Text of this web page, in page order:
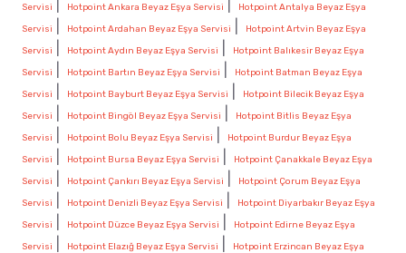
Servisi
Hotpoint Ankara Beyaz Eşya Servisi
Hotpoint Antalya Beyaz Eşya
Servisi
Hotpoint Ardahan Beyaz Eşya Servisi
Hotpoint Artvin Beyaz Eşya
Servisi
Hotpoint Aydın Beyaz Eşya Servisi
Hotpoint Balıkesir Beyaz Eşya
Servisi
Hotpoint Bartın Beyaz Eşya Servisi
Hotpoint Batman Beyaz Eşya
Servisi
Hotpoint Bayburt Beyaz Eşya Servisi
Hotpoint Bilecik Beyaz Eşya
Servisi
Hotpoint Bingöl Beyaz Eşya Servisi
Hotpoint Bitlis Beyaz Eşya
Servisi
Hotpoint Bolu Beyaz Eşya Servisi
Hotpoint Burdur Beyaz Eşya
Servisi
Hotpoint Bursa Beyaz Eşya Servisi
Hotpoint Çanakkale Beyaz Eşya
Servisi
Hotpoint Çankırı Beyaz Eşya Servisi
Hotpoint Çorum Beyaz Eşya
Servisi
Hotpoint Denizli Beyaz Eşya Servisi
Hotpoint Diyarbakır Beyaz Eşya
Servisi
Hotpoint Düzce Beyaz Eşya Servisi
Hotpoint Edirne Beyaz Eşya
Servisi
Hotpoint Elazığ Beyaz Eşya Servisi
Hotpoint Erzincan Beyaz Eşya